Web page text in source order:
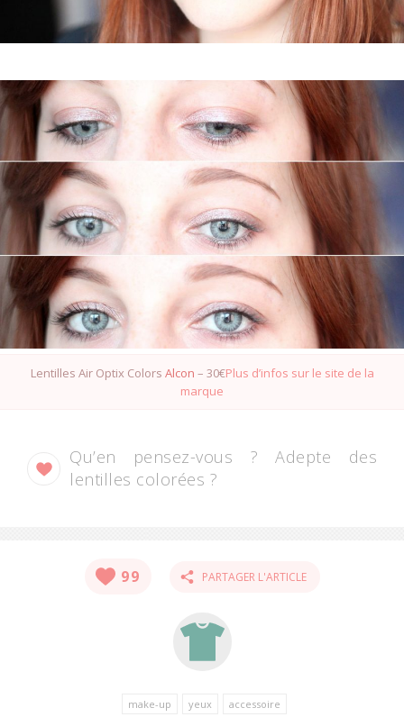
Lentilles Air Optix Colors Alcon – 30€Plus d’infos sur le site de la
marque
Qu’en pensez-vous ? Adepte des
lentilles colorées ?
99 PARTAGER L'ARTICLE
make-up yeux accessoire